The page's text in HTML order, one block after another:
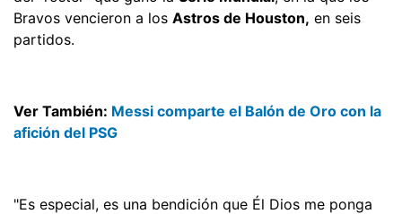
Bravos vencieron a los Astros de Houston, en seis
partidos.
Ver También: Messi comparte el Balón de Oro con la
afición del PSG
"Es especial, es una bendición que Él Dios me ponga